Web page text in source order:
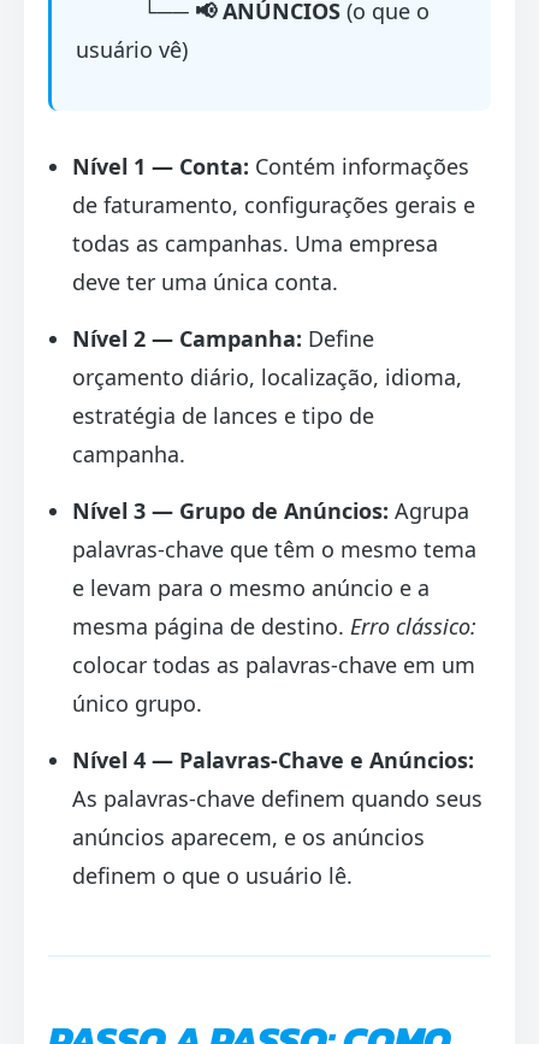
└── 📢 ANÚNCIOS (o que o
usuário vê)
Nível 1 — Conta: Contém informações
de faturamento, configurações gerais e
todas as campanhas. Uma empresa
deve ter uma única conta.
Nível 2 — Campanha: Define
orçamento diário, localização, idioma,
estratégia de lances e tipo de
campanha.
Nível 3 — Grupo de Anúncios: Agrupa
palavras-chave que têm o mesmo tema
e levam para o mesmo anúncio e a
mesma página de destino. Erro clássico:
colocar todas as palavras-chave em um
único grupo.
Nível 4 — Palavras-Chave e Anúncios:
As palavras-chave definem quando seus
anúncios aparecem, e os anúncios
definem o que o usuário lê.